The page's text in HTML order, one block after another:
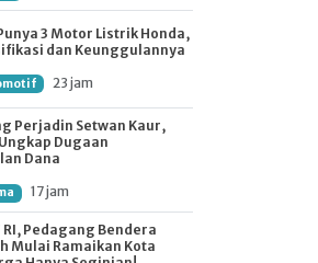
3 Motor Listrik Honda,
dan Keunggulannya
23 jam
Perjadin Setwan Kaur,
Dugaan
Dana
17 jam
RI, Pedagang Bendera
Mulai Ramaikan Kota